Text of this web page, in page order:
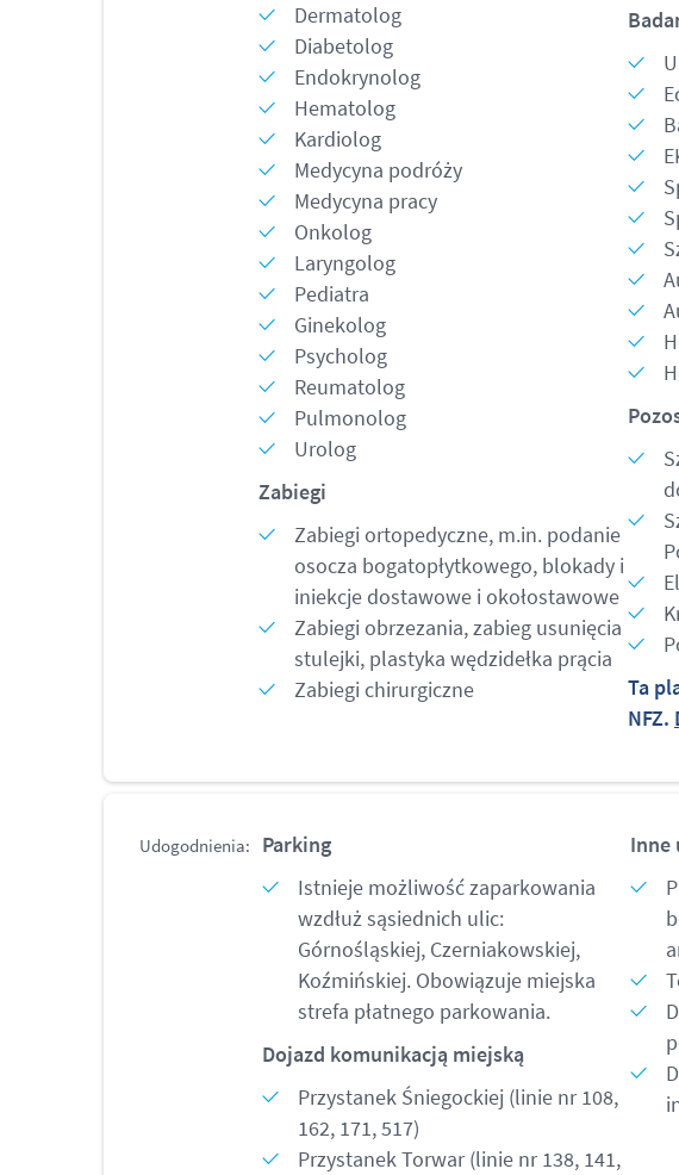
Dermatolog
Diabetolog
Endokrynolog
Hematolog
Kardiolog
Medycyna podróży
Medycyna pracy
Onkolog
Laryngolog
Pediatra
Ginekolog
Psycholog
Reumatolog
Pulmonolog
Urolog
Zabiegi
Zabiegi ortopedyczne, m.in. podanie
osocza bogatopłytkowego, blokady i
iniekcje dostawowe i okołostawowe
Zabiegi obrzezania, zabieg usunięcia
stulejki, plastyka wędzidełka prącia
Zabiegi chirurgiczne
Ta
NFZ.
Udogodnienia:
Parking
Istnieje możliwość zaparkowania
wzdłuż sąsiednich ulic:
Górnośląskiej, Czerniakowskiej,
Koźmińskiej. Obowiązuje miejska
strefa płatnego parkowania.
Dojazd komunikacją miejską
Przystanek Śniegockiej (linie nr 108,
162, 171, 517)
Przystanek Torwar (linie nr 138, 141,
Inne